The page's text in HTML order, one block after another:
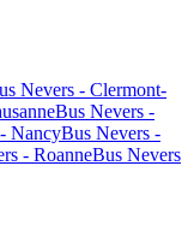
Nevers - Clermont-
Bus Nevers -
NancyBus Nevers -
- RoanneBus Nevers